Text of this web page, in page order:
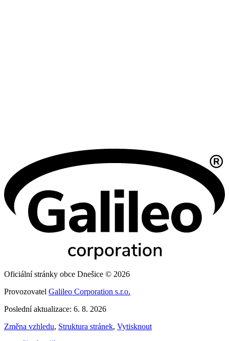
Oficiální stránky obce Dnešice © 2026
Provozovatel Galileo Corporation s.r.o.
Poslední aktualizace: 6. 8. 2026
Změna vzhledu, Struktura stránek, Vytisknout